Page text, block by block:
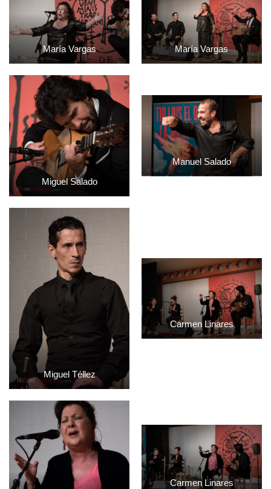
María Vargas María Vargas
Miguel Salado
Manuel Salado
Miguel Téllez
Carmen Linares
Carmen Linares